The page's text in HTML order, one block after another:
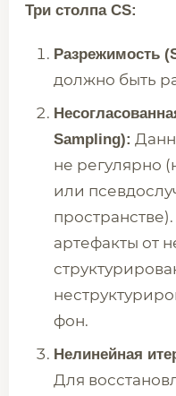
Три столпа CS:
Разрежимость
должно быть
Sampling):
не регулярно
или
артефакты от
фон.
Нелинейная
Для